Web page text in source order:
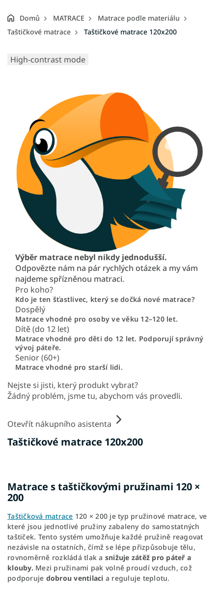
Domů MATRACE
Matrace podle materiálu
Taštičkové matrace
Taštičkové matrace 120x200
Taštičkové matrace 120x200
High-contrast mode
Výběr matrace nebyl nikdy jednodušší.
Odpovězte nám na pár rychlých otázek a my vám
najdeme spřízněnou matraci.
Pro koho?
Kdo je ten šťastlivec, který se dočká nové matrace?
Dospělý
Matrace vhodné pro osoby ve věku 12–120 let.
Dítě (do 12 let)
Matrace vhodné pro děti do 12 let. Podporují správný
vývoj páteře.
Senior (60+)
Matrace vhodné pro starší lidi.
Nejste si jisti, který produkt vybrat?
Žádný problém, jsme tu, abychom vás provedli.
Otevřít nákupního asistenta
Matrace s taštičkovými pružinami 120 ×
200
Taštičková matrace 120 × 200 je typ pružinové matrace, ve
které jsou jednotlivé pružiny zabaleny do samostatných
taštiček. Tento systém umožňuje každé pružině reagovat
nezávisle na ostatních, čímž se lépe přizpůsobuje tělu,
rovnoměrně rozkládá tlak a snižuje zátěž pro páteř a
klouby. Mezi pružinami pak volně proudí vzduch, což
podporuje dobrou ventilaci a reguluje teplotu.